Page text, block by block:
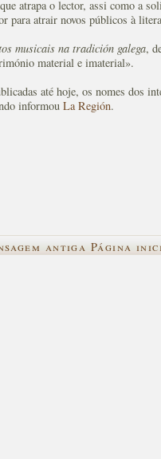
atrapa o lector, assi como a
para atrair novos públicos à
musicais na tradición galega,
material e imaterial».
até hoje, os nomes dos
informou La Región.
antiga Página